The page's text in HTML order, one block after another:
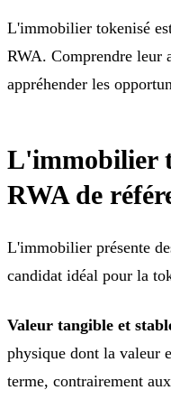
L'immobilier tokenisé
RWA. Comprendre leur
appréhender les
L'immobilier
RWA de
L'immobilier présente
candidat idéal pour la
Valeur tangible et
physique dont la valeur
terme, contrairement